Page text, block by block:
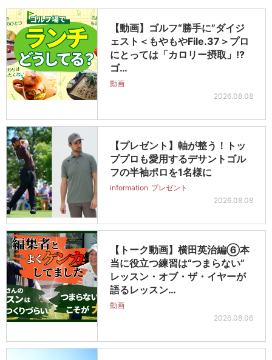
【動画】ゴルフ“勝手に”ダイジ
ェスト＜もやもやFile.37＞プロ
にとっては「カロリー摂取」!?
ゴ…
動画
2026.08.08
【プレゼント】軸が整う！トッ
ププロも愛用するデサントゴル
フの半袖ポロを1名様に
information プレゼント
2026.08.08
【トーク動画】横田英治編⑥本
当に役立つ練習は“つまらない”
レッスン・オブ・ザ・イヤーが
語るレッスン…
動画
2026.08.06